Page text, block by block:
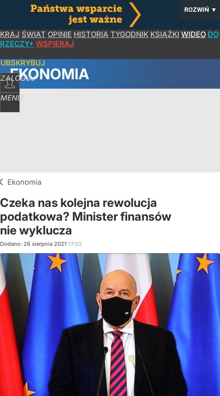
ROZWIŃ ▼
KRAJ ŚWIAT OPINIE HISTORIA TYGODNIK KSIĄŻKI WIDEO DO
RZECZY+ WSPIERAJ
ZALOGUJ
MENU
EKONOMIA
Ekonomia
Czeka nas kolejna rewolucja
podatkowa? Minister finansów
nie wyklucza
Dodano: 26 sierpnia 2021 17:02